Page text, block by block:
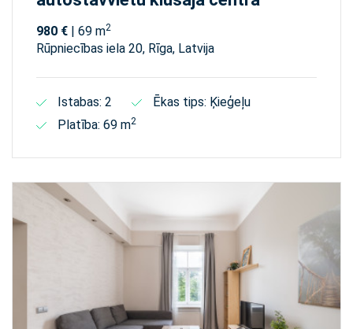
980 € | 69 m2
Rūpniecības iela 20, Rīga, Latvija
Istabas: 2
Ēkas tips: Ķieģeļu
Platība: 69 m2